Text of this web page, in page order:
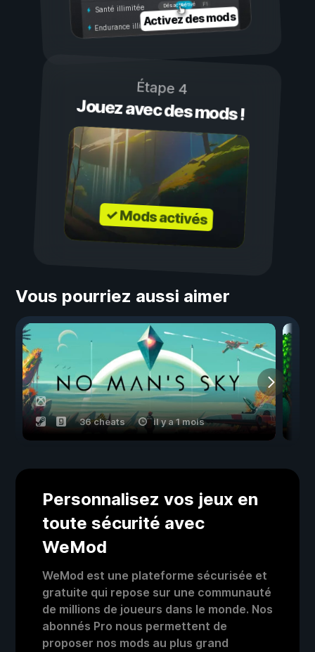
Activé
Désactivé
Santé illimitée
Endurance illimitéeActivez des mods
Étape 4
Jouez avec des mods !
✓ Mods activés
Vous pourriez aussi aimer
36 cheats il y a 1 mois
Personnalisez vos jeux en
toute sécurité avec
WeMod
WeMod est une plateforme sécurisée et
gratuite qui repose sur une communauté
de millions de joueurs dans le monde. Nos
abonnés Pro nous permettent de
proposer nos mods au plus grand